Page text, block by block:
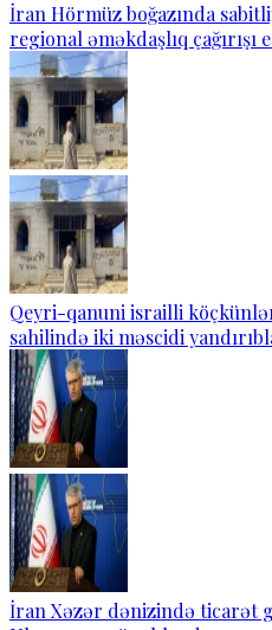
İran Hörmüz boğazında
regional əməkdaşlıq çağırışı
Qeyri-qanuni israilli
sahilində iki məscidi
İran Xəzər dənizində ticarət